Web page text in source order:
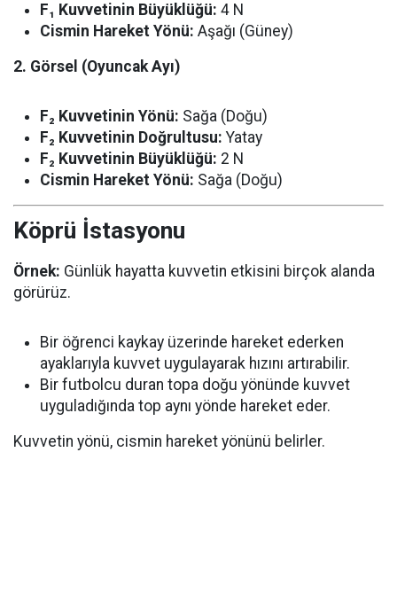
F₁ Kuvvetinin Büyüklüğü: 4 N
Cismin Hareket Yönü: Aşağı (Güney)
2. Görsel (Oyuncak Ayı)
F₂ Kuvvetinin Yönü: Sağa (Doğu)
F₂ Kuvvetinin Doğrultusu: Yatay
F₂ Kuvvetinin Büyüklüğü: 2 N
Cismin Hareket Yönü: Sağa (Doğu)
Köprü İstasyonu
Örnek: Günlük hayatta kuvvetin etkisini birçok alanda
görürüz.
Bir öğrenci kaykay üzerinde hareket ederken
ayaklarıyla kuvvet uygulayarak hızını artırabilir.
Bir futbolcu duran topa doğu yönünde kuvvet
uyguladığında top aynı yönde hareket eder.
Kuvvetin yönü, cismin hareket yönünü belirler.